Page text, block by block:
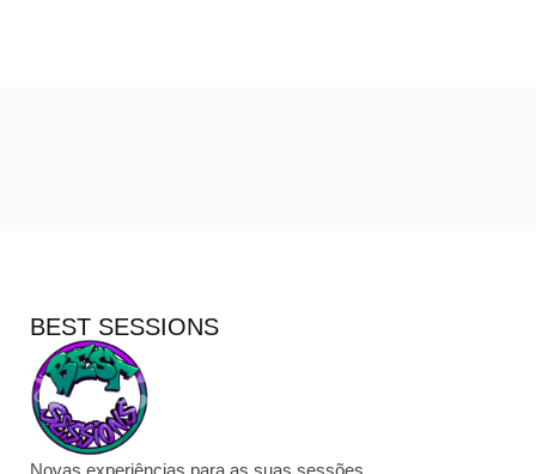
BEST SESSIONS